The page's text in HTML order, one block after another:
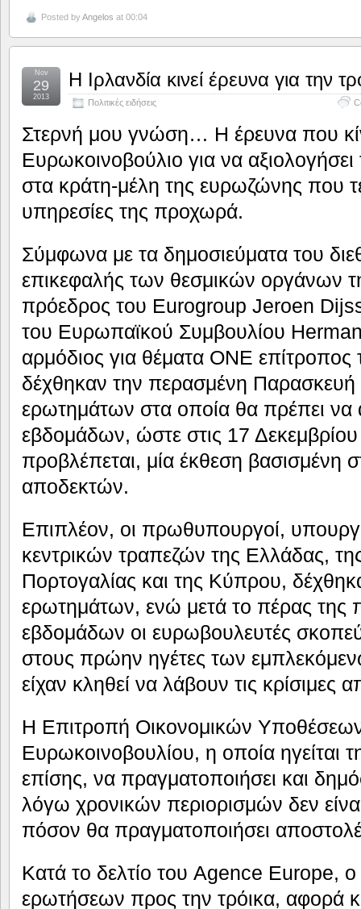
Posted byAngelos at 00:04
Η Ιρλανδία κινεί έρευνα για την
Πολιτικές ειδήσεις
Nov
29
2013
Στερνή μου γνώση… Η έρευνα που
Ευρωκοινοβούλιο για να αξιολογήσει
στα κράτη-μέλη της ευρωζώνης που
υπηρεσίες της προχωρά.
Σύμφωνα με τα δημοσιεύματα του
επικεφαλής των θεσμικών οργάνων
πρόεδρος του Eurogroup Jeroen
του Ευρωπαϊκού Συμβουλίου
αρμόδιος για θέματα ΟΝΕ επίτροπος
δέχθηκαν την περασμένη Παρασκευή
ερωτημάτων στα οποία θα πρέπει να
εβδομάδων, ώστε στις 17
προβλέπεται, μία έκθεση βασισμένη
αποδεκτών.
Επιπλέον, οι πρωθυπουργοί,
κεντρικών τραπεζών της Ελλάδας,
Πορτογαλίας και της Κύπρου,
ερωτημάτων, ενώ μετά το πέρας της
εβδομάδων οι ευρωβουλευτές
στους πρώην ηγέτες των
είχαν κληθεί να λάβουν τις κρίσιμες
Η Επιτροπή Οικονομικών
Ευρωκοινοβουλίου, η οποία ηγείται
επίσης, να πραγματοποιήσει και
λόγω χρονικών περιορισμών δεν
πόσον θα πραγματοποιήσει
Κατά το δελτίο του Agence Europe,
ερωτήσεων προς την τρόικα, αφορά